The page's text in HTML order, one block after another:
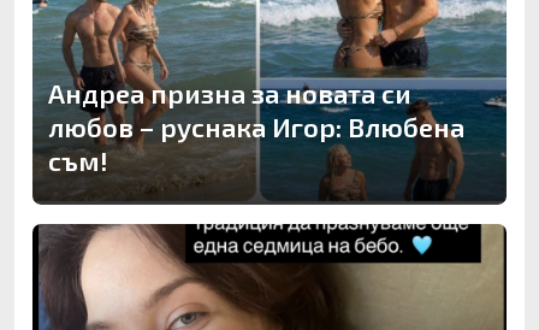
Андреа призна за новата си
любов – руснака Игор: Влюбена
съм!